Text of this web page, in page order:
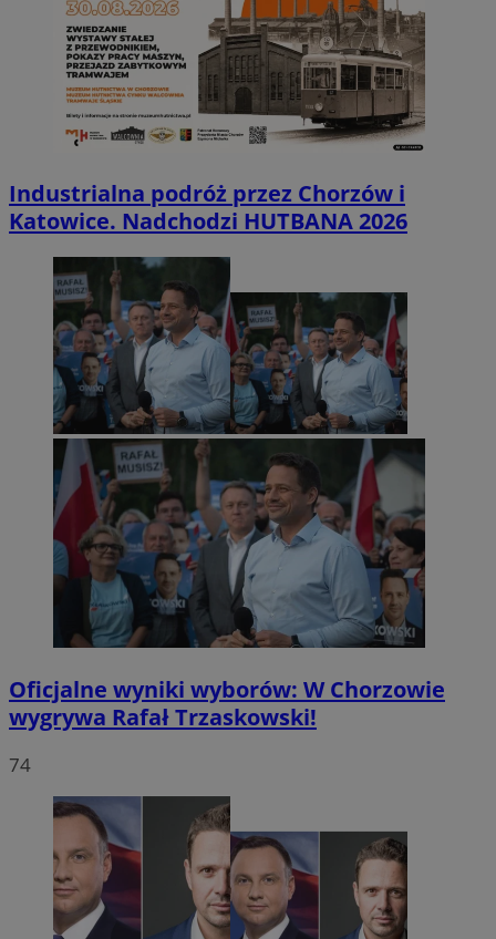
Industrialna podróż przez Chorzów i
Katowice. Nadchodzi HUTBANA 2026
Oficjalne wyniki wyborów: W Chorzowie
wygrywa Rafał Trzaskowski!
74